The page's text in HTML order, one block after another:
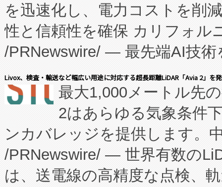
従来のフェッドバッチ施設の
に、患者やサプライチェーン
キー方式で拡張性が高く、持
す。FCCM‑を活用した現地生
患者にとっての費用負担を大
のアクセスを大幅に拡大する
Fully-Connected Continuous
プログラムには、施設設計・
に関する技術移転および知的
を迅速化し、電力コストを削
性と信頼性を確保 カリフォル
/PRNewswire/ — 最先端AI技術
会社エーアイ・アンド：本社
President原信平）と、エンタ
ードするVoltaiqは、日本にあ
ーエネルギー貯蔵システム（
た。 Voltaiq独自のAI搭載プラ
定、統合、導入、運用に至る
Livox、検査・輸送など幅広い用途に対応する超長距離LiDAR「Avia 2」を
最大1,000メートル先
2はあらゆる気象条件
ンカバレッジを提供します。
/PRNewswire/ — 世界有数の
は、送電線の高精度な点検、